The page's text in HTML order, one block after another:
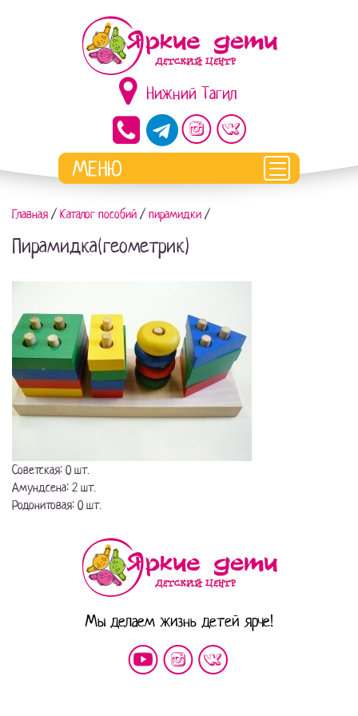
Нижний Тагил
Главная / Каталог пособий / пирамидки /
Пирамидка(геометрик)
Советская: 0 шт.
Амундсена: 2 шт.
Родонитовая: 0 шт.
Мы делаем жизнь детей ярче!